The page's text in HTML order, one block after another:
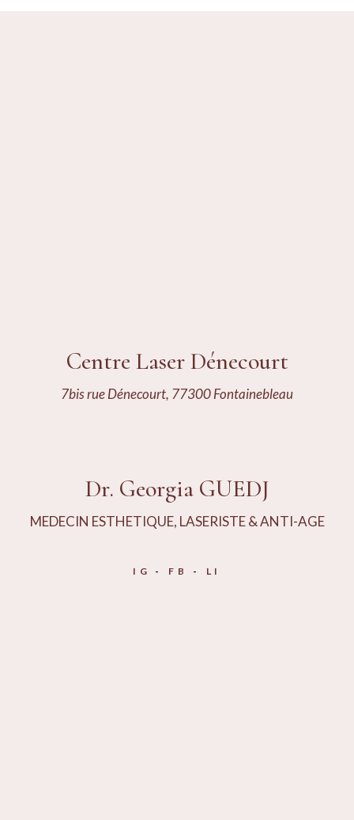
Centre Laser Dénecourt
7bis rue Dénecourt, 77300 Fontainebleau
Dr. Georgia GUEDJ
MEDECIN ESTHETIQUE, LASERISTE & ANTI-AGE
IG FB LI